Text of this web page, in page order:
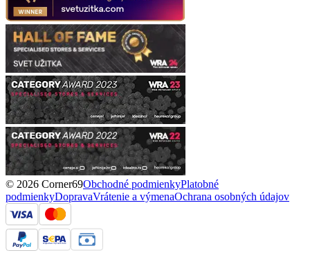
© 2026 Corner69Obchodné podmienkyPlatobné
podmienkyDopravaVrátenie a výmenaOchrana osobných údajov